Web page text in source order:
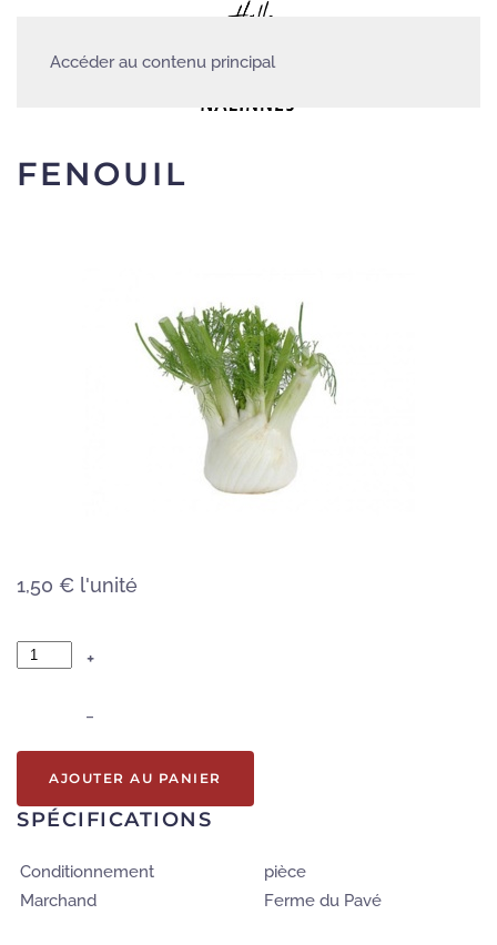
Accéder au contenu principal
FENOUIL
1,50 € l'unité
+
–
AJOUTER AU PANIER
SPÉCIFICATIONS
Conditionnement
pièce
Marchand
Ferme du Pavé